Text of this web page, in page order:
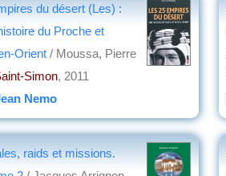
du désert (Les) :
du Proche et
Orient / Moussa, Pierre
Simon, 2011
Nemo
raids et missions.